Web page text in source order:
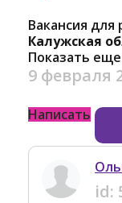
Вакансия для
Калужская
Показать
9 февраля
Написать
id: